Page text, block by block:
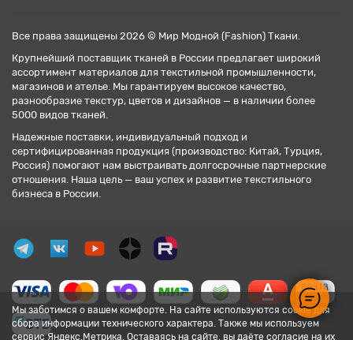
Мы заботимся о вашем комфорте. На сайте используются cookie для
сбора информации технического характера. Также мы используем
сервис Яндекс.Метрика. Оставаясь на сайте, вы даёте согласие на их
Все права защищены 2026 © Мир Модной (Fashion) Ткани.
Крупнейший поставщик тканей в России предлагает широкий
ассортимент материалов для текстильной промышленности,
магазинов и ателье. Мы гарантируем высокое качество,
разнообразие текстур, цветов и дизайнов — в наличии более
5000 видов тканей.
Надежные поставки, индивидуальный подход и
сертифицированная продукция (производство: Китай, Турция,
Россия) помогают нам выстраивать долгосрочные партнерские
отношения. Наша цель — ваш успех и развитие текстильного
бизнеса в России.